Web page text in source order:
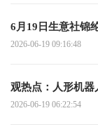
6月19日生意社锦
2026-06-19 09:16:48
观热点：人形机
2026-06-19 06:22:54